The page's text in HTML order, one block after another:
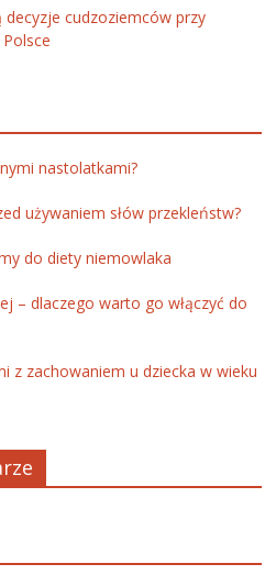
decyzje cudzoziemców przy
nastolatkami?
używaniem słów przekleństw?
do diety niemowlaka
– dlaczego warto go włączyć do
z zachowaniem u dziecka w wieku